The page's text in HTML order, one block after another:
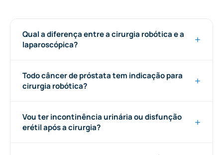
Qual a diferença entre a cirurgia robótica e a
laparoscópica?
Todo câncer de próstata tem indicação para
cirurgia robótica?
Vou ter incontinência urinária ou disfunção
erétil após a cirurgia?